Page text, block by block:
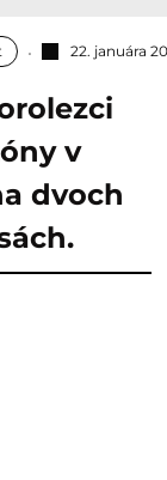
22. januára
v
dvoch